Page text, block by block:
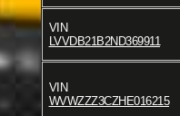
VIN
LVVDB21B2ND369911
VIN
WVWZZZ3CZHE016215